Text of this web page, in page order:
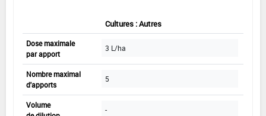
Cultures : Autres
Dose maximale
par apport
3 L/ha
Nombre maximal
d'apports
5
Volume
-